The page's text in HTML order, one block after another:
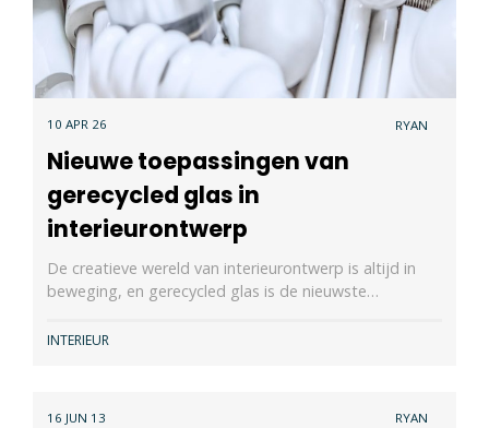
10 APR 26 RYAN
Nieuwe toepassingen van
gerecycled glas in
interieurontwerp
De creatieve wereld van interieurontwerp is altijd in
beweging, en gerecycled glas is de nieuwste…
INTERIEUR
16 JUN 13 RYAN